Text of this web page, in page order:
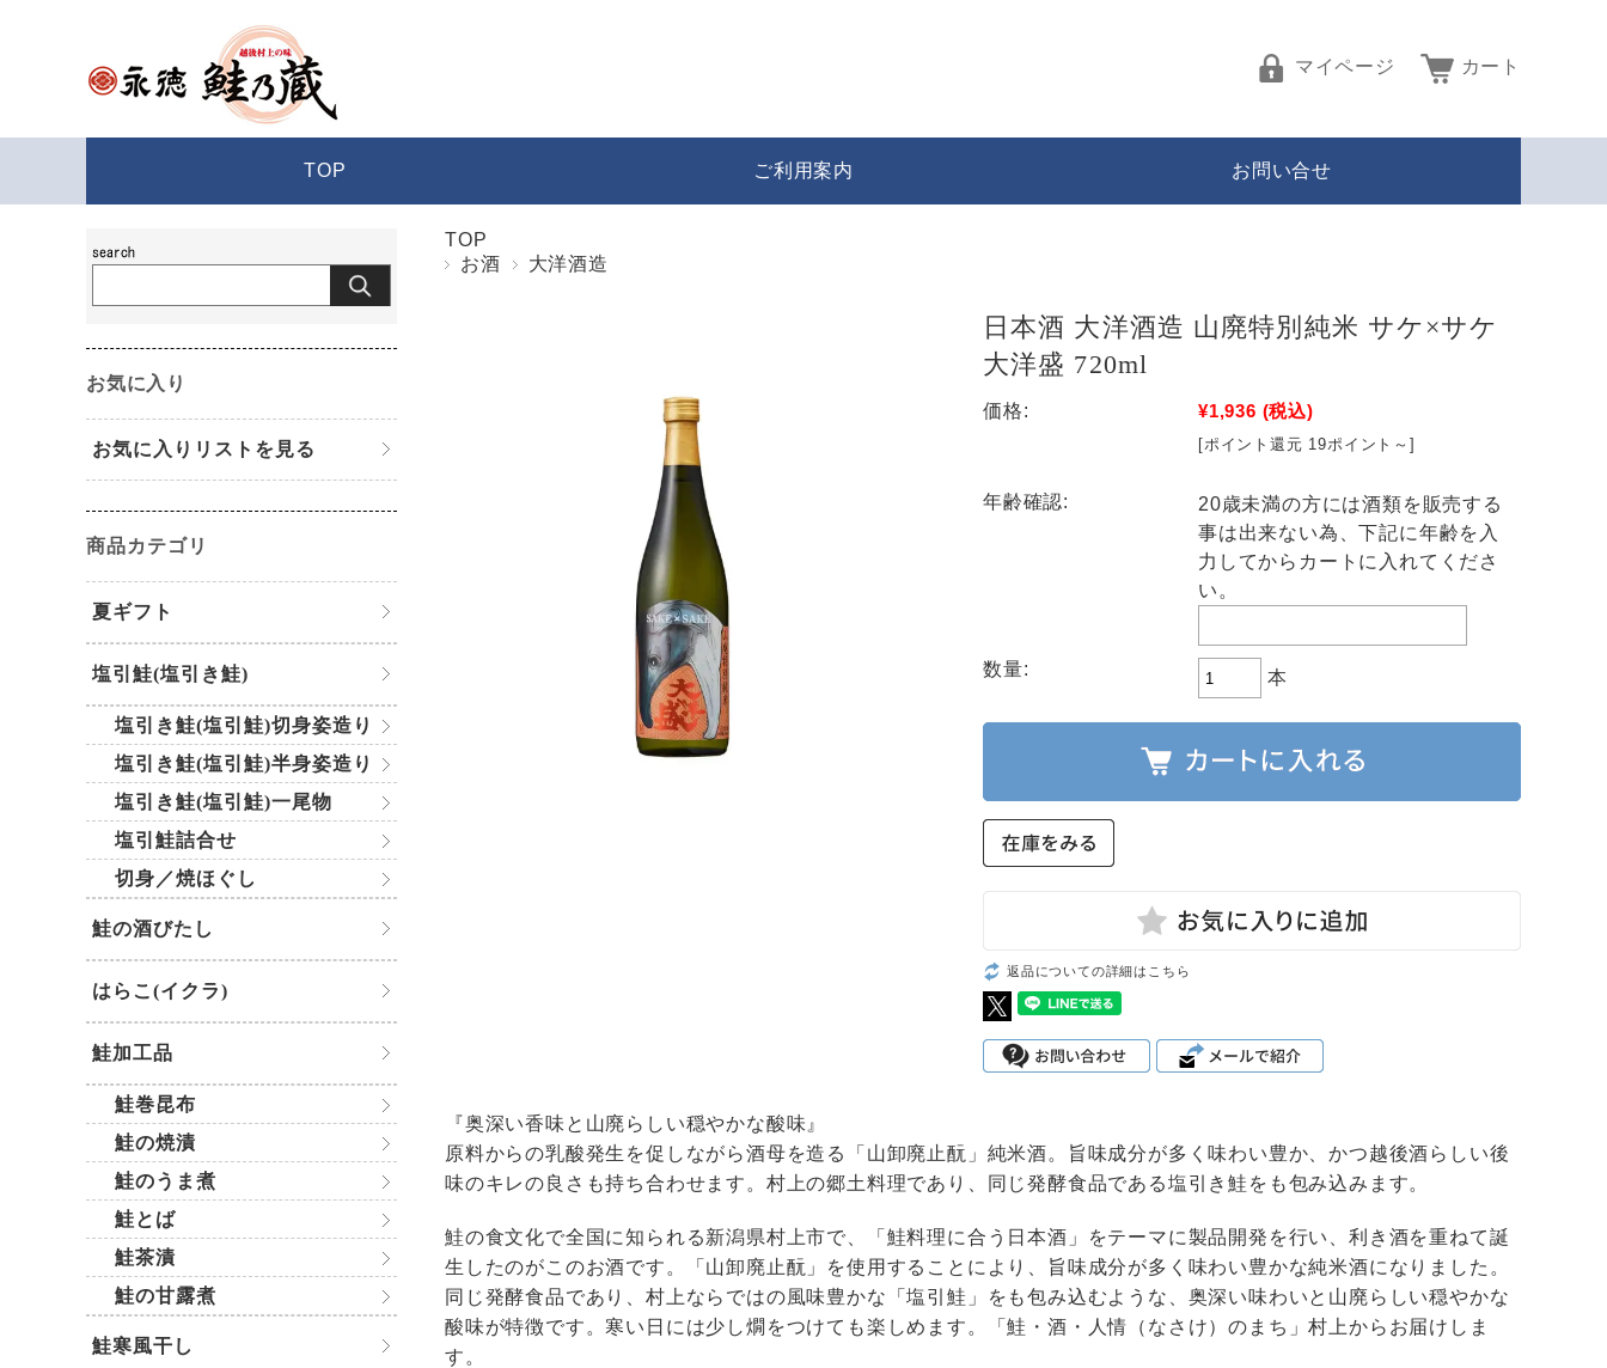
マイページ カート
TOP ご利用案内 お問い合せ
TOP
お酒
大洋酒造
日本酒 大洋酒造 山廃特別純米 サケ×サケ
大洋盛 720ml
価格: ¥1,936 (税込)
[ポイント還元 19ポイント～]
年齢確認:
20歳未満の方には酒類を販売する
事は出来ない為、下記に年齢を入
力してからカートに入れてくださ
い。
数量: 本
返品についての詳細はこちら
『奥深い香味と山廃らしい穏やかな酸味』
原料からの乳酸発生を促しながら酒母を造る「山卸廃止酛」純米酒。旨味成分が多く味わい豊か、かつ越後酒らしい後
味のキレの良さも持ち合わせます。村上の郷土料理であり、同じ発酵食品である塩引き鮭をも包み込みます。
鮭の食文化で全国に知られる新潟県村上市で、「鮭料理に合う日本酒」をテーマに製品開発を行い、利き酒を重ねて誕
生したのがこのお酒です。「山卸廃止酛」を使用することにより、旨味成分が多く味わい豊かな純米酒になりました。
同じ発酵食品であり、村上ならではの風味豊かな「塩引鮭」をも包み込むような、奥深い味わいと山廃らしい穏やかな
酸味が特徴です。寒い日には少し燗をつけても楽しめます。「鮭・酒・人情（なさけ）のまち」村上からお届けしま
す。
お気に入り
お気に入りリストを見る
商品カテゴリ
夏ギフト
塩引鮭(塩引き鮭)
塩引き鮭(塩引鮭)切身姿造り
塩引き鮭(塩引鮭)半身姿造り
塩引き鮭(塩引鮭)一尾物
塩引鮭詰合せ
切身／焼ほぐし
鮭の酒びたし
はらこ(イクラ)
鮭加工品
鮭巻昆布
鮭の焼漬
鮭のうま煮
鮭とば
鮭茶漬
鮭の甘露煮
鮭寒風干し